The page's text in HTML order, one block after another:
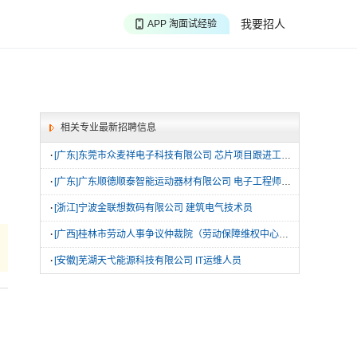
我要招人
APP 淘面试经验
相关专业最新招聘信息
· [广东]东莞市众麦祥电子科技有限公司 芯片项目跟进工程师|ai提效工程师|FAE芯片现场应用工程师
· [广东]广东顺德顺泰智能运动器材有限公司 电子工程师|生产工程师
· [浙江]宁波金联想数码有限公司 建筑电气技术员
· [广西]桂林市劳动人事争议仲裁院（劳动保障维权中心） 公益性岗位工作人员
· [安徽]芜湖天弋能源科技有限公司 IT运维人员